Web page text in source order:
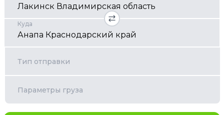
Куда
Тип отправки
Параметры груза